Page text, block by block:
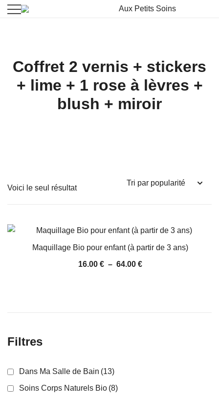
Coffret 2 vernis + stickers
+ lime + 1 rose à lèvres +
blush + miroir
Voici le seul résultat
Maquillage Bio pour enfant (à partir de 3 ans)
16.00 € – 64.00 €
Filtres
Dans Ma Salle de Bain (13)
Soins Corps Naturels Bio (8)